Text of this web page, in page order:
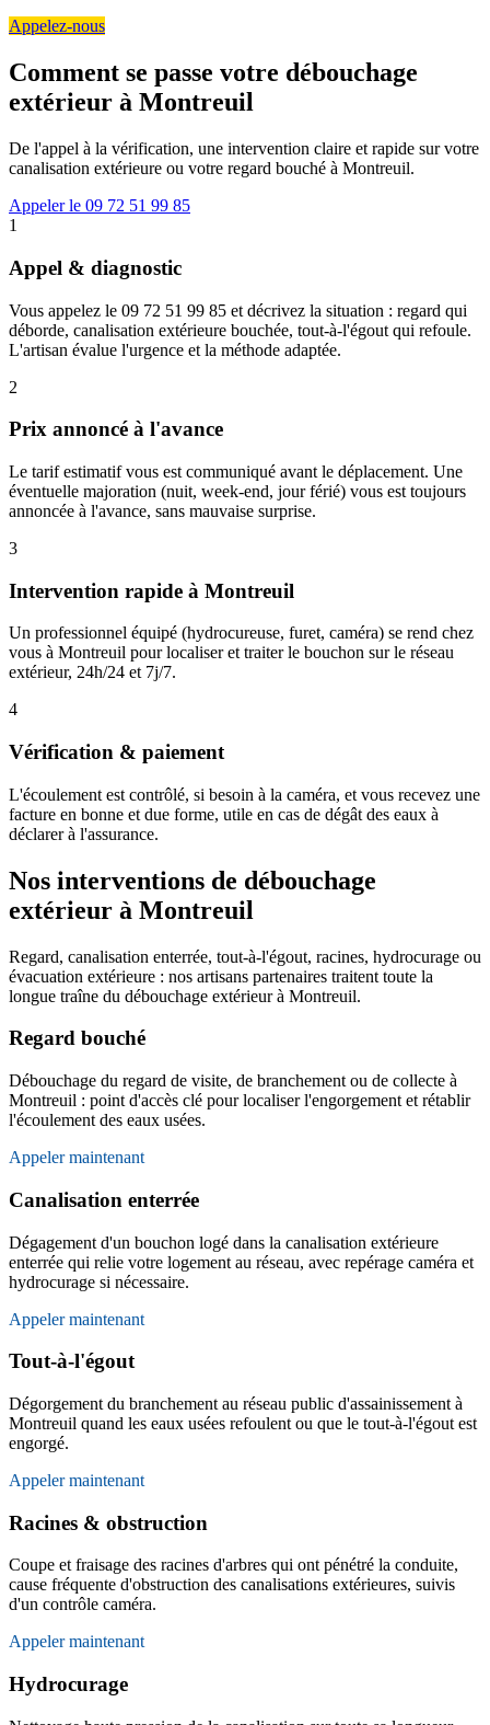
Appelez-nous
Comment se passe votre débouchage
extérieur à Montreuil
De l'appel à la vérification, une intervention claire et rapide sur votre
canalisation extérieure ou votre regard bouché à Montreuil.
Appeler le 09 72 51 99 85
1
Appel & diagnostic
Vous appelez le 09 72 51 99 85 et décrivez la situation : regard qui
déborde, canalisation extérieure bouchée, tout-à-l'égout qui refoule.
L'artisan évalue l'urgence et la méthode adaptée.
2
Prix annoncé à l'avance
Le tarif estimatif vous est communiqué avant le déplacement. Une
éventuelle majoration (nuit, week-end, jour férié) vous est toujours
annoncée à l'avance, sans mauvaise surprise.
3
Intervention rapide à Montreuil
Un professionnel équipé (hydrocureuse, furet, caméra) se rend chez
vous à Montreuil pour localiser et traiter le bouchon sur le réseau
extérieur, 24h/24 et 7j/7.
4
Vérification & paiement
L'écoulement est contrôlé, si besoin à la caméra, et vous recevez une
facture en bonne et due forme, utile en cas de dégât des eaux à
déclarer à l'assurance.
Nos interventions de débouchage
extérieur à Montreuil
Regard, canalisation enterrée, tout-à-l'égout, racines, hydrocurage ou
évacuation extérieure : nos artisans partenaires traitent toute la
longue traîne du débouchage extérieur à Montreuil.
Regard bouché
Débouchage du regard de visite, de branchement ou de collecte à
Montreuil : point d'accès clé pour localiser l'engorgement et rétablir
l'écoulement des eaux usées.
Appeler maintenant
Canalisation enterrée
Dégagement d'un bouchon logé dans la canalisation extérieure
enterrée qui relie votre logement au réseau, avec repérage caméra et
hydrocurage si nécessaire.
Appeler maintenant
Tout-à-l'égout
Dégorgement du branchement au réseau public d'assainissement à
Montreuil quand les eaux usées refoulent ou que le tout-à-l'égout est
engorgé.
Appeler maintenant
Racines & obstruction
Coupe et fraisage des racines d'arbres qui ont pénétré la conduite,
cause fréquente d'obstruction des canalisations extérieures, suivis
d'un contrôle caméra.
Appeler maintenant
Hydrocurage